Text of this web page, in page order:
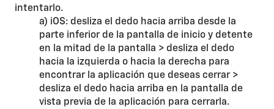
intentarlo.
a) iOS: desliza el dedo hacia arriba desde la
parte inferior de la pantalla de inicio y detente
en la mitad de la pantalla > desliza el dedo
hacia la izquierda o hacia la derecha para
encontrar la aplicación que deseas cerrar >
desliza el dedo hacia arriba en la pantalla de
vista previa de la aplicación para cerrarla.